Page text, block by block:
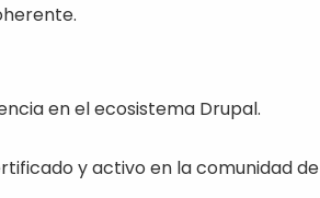
en el ecosistema Drupal.
y activo en la comunidad